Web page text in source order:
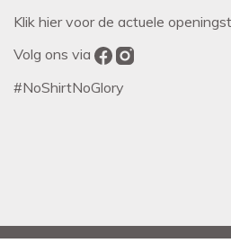
Klik hier voor de actuele
Volg ons via
#NoShirtNoGlory